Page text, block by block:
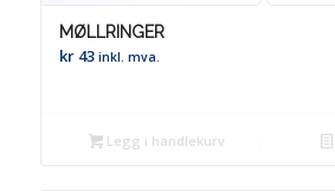
MØLLRINGER
kr43 inkl. mva.
Legg i handlekurv